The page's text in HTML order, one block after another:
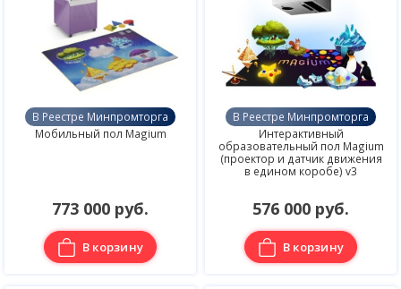
В Реестре Минпромторга
Мобильный пол Magium
773 000 руб.
В корзину
В Реестре Минпромторга
Интерактивный
образовательный пол Magium
(проектор и датчик движения
в едином коробе) v3
576 000 руб.
В корзину